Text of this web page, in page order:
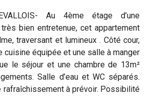
Au 4ème étage d’une
bien entretenue, cet appartement
traversant et lumineux . Côté cour,
cuisine équipée et une salle à manger
le séjour et une chambre de 13m²
Salle d’eau et WC séparés.
rafraîchissement à prévoir. Possibilité